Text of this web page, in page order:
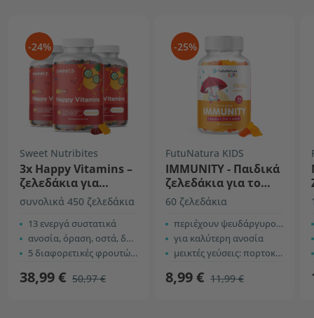
-24%
Sweet Nutribites
3x Happy Vitamins –
ζελεδάκια για
παιδιά με
πολυβιταμίνες
συνολικά 450 ζελεδάκια
13 ενεργά συστατικά
ανοσία, όραση, οστά, δόντια
5 διαφορετικές φρουτώδεις γεύσεις
38,99 € 50,97 €
-25%
FutuNatura KIDS
IMMUNITY - Παιδικά
ζελεδάκια για το
ανοσοποιητικό
60 ζελεδάκια
περιέχουν ψευδάργυρο, ιώδιο και 9 βιταμίνες
για καλύτερη ανοσία
μεικτές γεύσεις: πορτοκάλι, λεμόνι και φράουλα
8,99 € 11,99 €